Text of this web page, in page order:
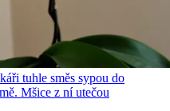
tuhle směs sypou do
Mšice z ní utečou